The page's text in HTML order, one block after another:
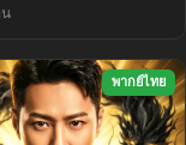
พากย์ไทย